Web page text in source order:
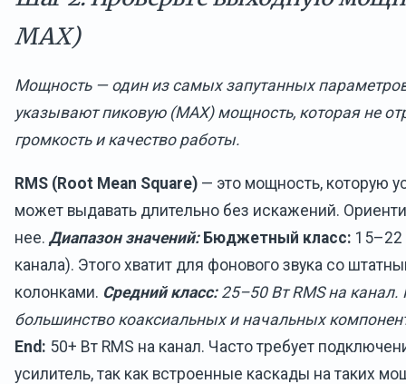
MAX)
Мощность — один из самых запутанных
указывают пиковую (MAX) мощность, которая не
громкость и качество работы.
RMS (Root Mean Square) — это мощность, которую
может выдавать длительно без искажений.
нее. Диапазон значений: Бюджетный класс: 15–22
канала). Этого хватит для фонового звука со
колонками. Средний класс:25–50 Вт RMS на канал.
большинство коаксиальных и начальных
End: 50+ Вт RMS на канал. Часто требует
усилитель, так как встроенные каскады на таких